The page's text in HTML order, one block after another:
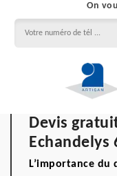
On
Devis
Echandelys
L’importance du